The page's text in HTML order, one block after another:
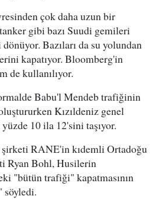
çok daha uzun bir
gibi bazı Suudi gemileri
Bazıları da su yolundan
kapatıyor. Bloomberg'in
de kullanılıyor.
Babu'l Mendeb trafiğinin
Kızıldeniz genel
10 ila 12'sini taşıyor.
RANE'in kıdemli Ortadoğu
Ryan Bohl, Husilerin
"bütün trafiği" kapatmasının
söyledi.